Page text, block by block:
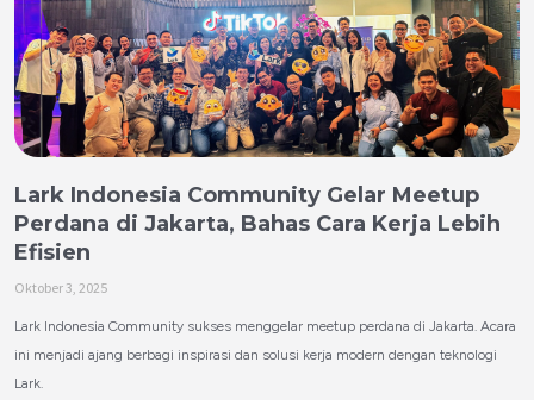
Lark Indonesia Community Gelar Meetup
Perdana di Jakarta, Bahas Cara Kerja Lebih
Efisien
Oktober 3, 2025
Lark Indonesia Community sukses menggelar meetup perdana di Jakarta. Acara
ini menjadi ajang berbagi inspirasi dan solusi kerja modern dengan teknologi
Lark.